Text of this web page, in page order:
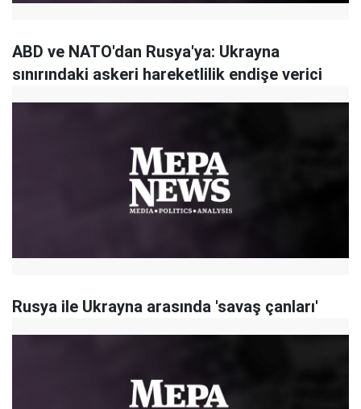
ABD ve NATO'dan Rusya'ya: Ukrayna
sınırındaki askeri hareketlilik endişe verici
Rusya ile Ukrayna arasında 'savaş çanları'